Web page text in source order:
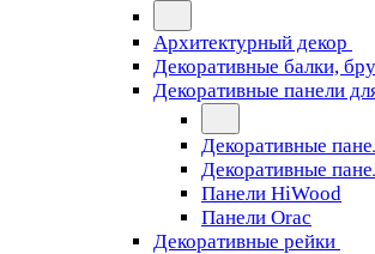
Архитектурный декор
Декоративные балки,
Декоративные панели
Декоративные
Декоративные
Панели HiWood
Панели Orac
Декоративные рейки